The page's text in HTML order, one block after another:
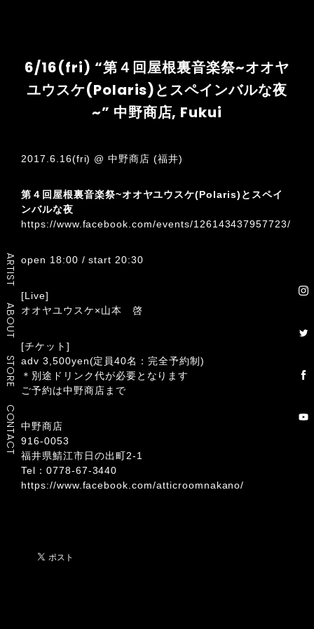
ARTIST
ABOUT
STORE
CONTACT
6/16(fri) “第４回屋根裏音楽祭~オオヤ
ユウスケ(Polaris)とスペインバルな夜
~” 中野商店, Fukui
2017.6.16(fri) @ 中野商店 (福井)
第４回屋根裏音楽祭~オオヤユウスケ(Polaris)とスペイ
ンバルな夜
https://www.facebook.com/events/126143437957723/
open 18:00 / start 20:30
[Live]
オオヤユウスケ×山本 啓
[チケット]
adv 3,500yen(定員40名：完全予約制)
＊別途ドリンク代が必要となります
ご予約は中野商店まで
中野商店
916-0053
福井県鯖江市日の出町2-1
Tel：0778-67-3440
https://www.facebook.com/atticroomnakano/